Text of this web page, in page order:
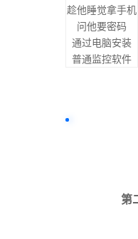
趁他睡觉拿手机
问他要密码
通过电脑安装
普通监控软件
第